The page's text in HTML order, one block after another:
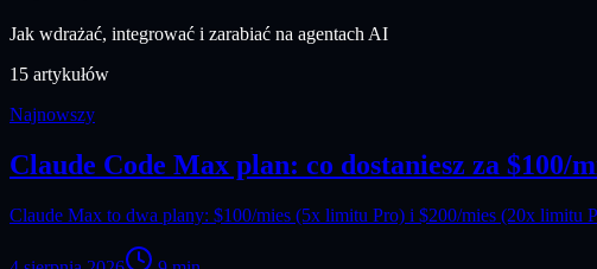
Jak wdrażać, integrować i zarabiać na agentach AI
15 artykułów
Najnowszy
Claude Code Max plan: co dostaniesz za $100/
Claude Max to dwa plany: $100/mies (5x limitu Pro) i $200/mies (20x limitu